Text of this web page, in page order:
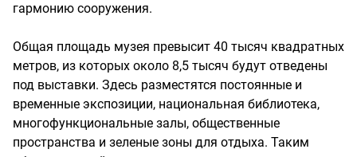
гармонию сооружения.
Общая площадь музея превысит 40 тысяч квадратных
метров, из которых около 8,5 тысяч будут отведены
под выставки. Здесь разместятся постоянные и
временные экспозиции, национальная библиотека,
многофункциональные залы, общественные
пространства и зеленые зоны для отдыха. Таким